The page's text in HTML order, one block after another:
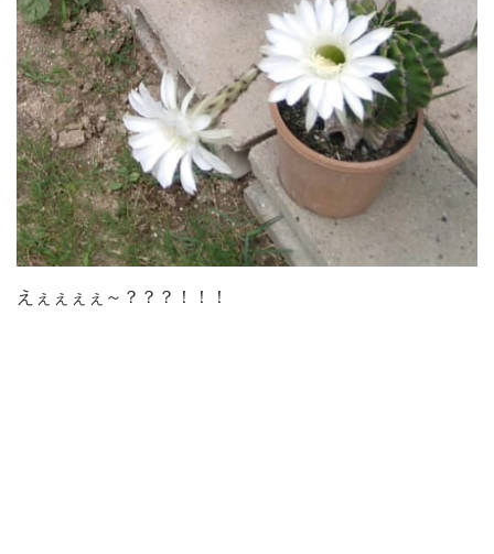
えぇぇぇぇ～？？？！！！